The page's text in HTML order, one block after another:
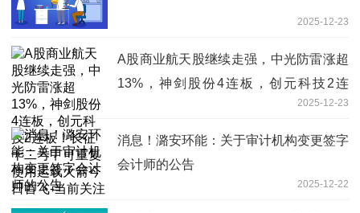
2025-12-23
A股商业航天股继续走强，中光防雷涨超
13%，神剑股份4连板，创元科技2连
板！长征十二号甲可重复使用运载火箭今
日首飞-当前关注
2025-12-23
消息！潞安环能：关于审计机构变更签字
会计师的公告
2025-12-22